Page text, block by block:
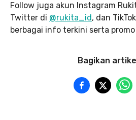
Follow juga akun Instagram
Twitter di @rukita_id , dan
berbagai info terkini serta
Bagikan